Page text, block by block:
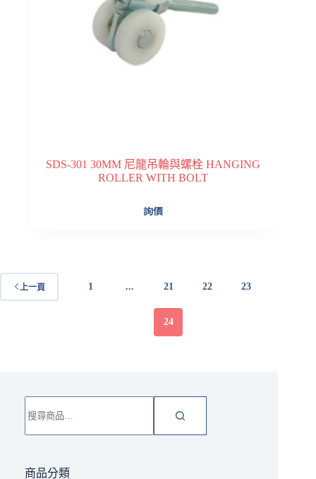
SDS-301 30MM 尼龍吊輪與螺栓 HANGING
ROLLER WITH BOLT
詢價
上一頁 1 ... 21 22 23
24
尋
關
商品分類